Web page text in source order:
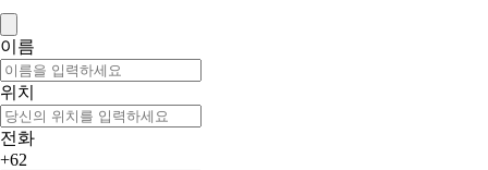
이름
위치
전화
+62